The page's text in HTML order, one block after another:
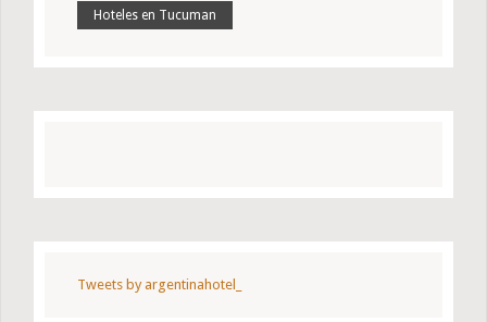
Hoteles en Tucuman
Tweets by argentinahotel_